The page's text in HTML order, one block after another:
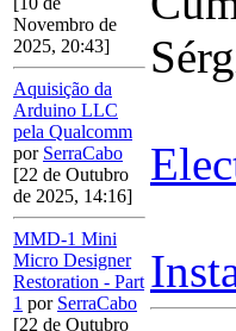
Novembro de
2025, 20:43]
Aquisição da
Arduino LLC
pela Qualcomm
por SerraCabo
[22 de Outubro
de 2025, 14:16]
MMD-1 Mini
Micro Designer
Restoration - Part
1 por SerraCabo
[22 de Outubro